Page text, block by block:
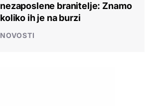
nezaposlene branitelje: Znamo
koliko ih je na burzi
NOVOSTI